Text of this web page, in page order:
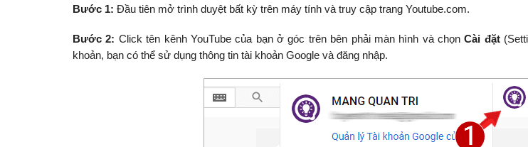
Bước 1: Đầu tiên mở trình duyệt bất kỳ trên máy tính và truy cập trang Youtube.com.
Bước 2: Click tên kênh YouTube của bạn ở góc trên bên phải màn hình và chọnCài đặt
khoản, bạn có thể sử dụng thông tin tài khoản Google và đăng nhập.